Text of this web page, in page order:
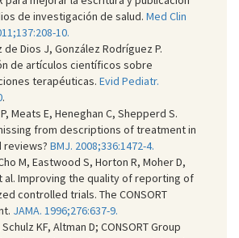
de investigación de salud. Med Clin
10.
de Dios J, González Rodríguez P.
de artículos científicos sobre
terapéuticas. Evid Pediatr.
.
Meats E, Heneghan C, Shepperd S.
from descriptions of treatment in
reviews? BMJ. 2008;336:1472-4.
M, Eastwood S, Horton R, Moher D,
al. Improving the quality of reporting of
controlled trials. The CONSORT
JAMA. 1996;276:637-9.
KF, Altman D; CONSORT Group